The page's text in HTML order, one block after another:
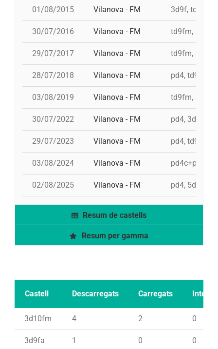
01/08/2015 Vilanova - FM 3d9f, td9fm,
30/07/2016 Vilanova - FM td9fm,
29/07/2017 Vilanova - FM td9fm,
28/07/2018 Vilanova - FM pd4, td9fm,
03/08/2019 Vilanova - FM td9fm,
30/07/2022 Vilanova - FM pd4, 3d9f,
29/07/2023 Vilanova - FM pd4, td9fm,
03/08/2024 Vilanova - FM pd4c+pd4,
02/08/2025 Vilanova - FM pd4, 5d9f,
Resum de castells
Resum per gamma
Castell Descarregats Carregats Intents
3d10fm 4 2 0
3d9fa 1 0 0